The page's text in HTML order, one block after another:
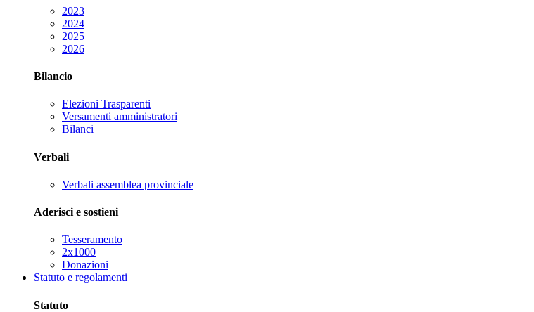
2023
2024
2025
2026
Bilancio
Elezioni Trasparenti
Versamenti amministratori
Bilanci
Verbali
Verbali assemblea provinciale
Aderisci e sostieni
Tesseramento
2x1000
Donazioni
Statuto e regolamenti
Statuto